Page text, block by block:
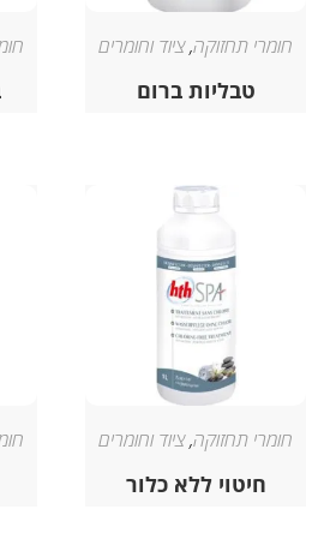
חומרי תחזוקה,ציוד וחומרים
טבליות ברום
חומרי תחזוקה,ציוד וחומרים
חיטוי ללא כלור